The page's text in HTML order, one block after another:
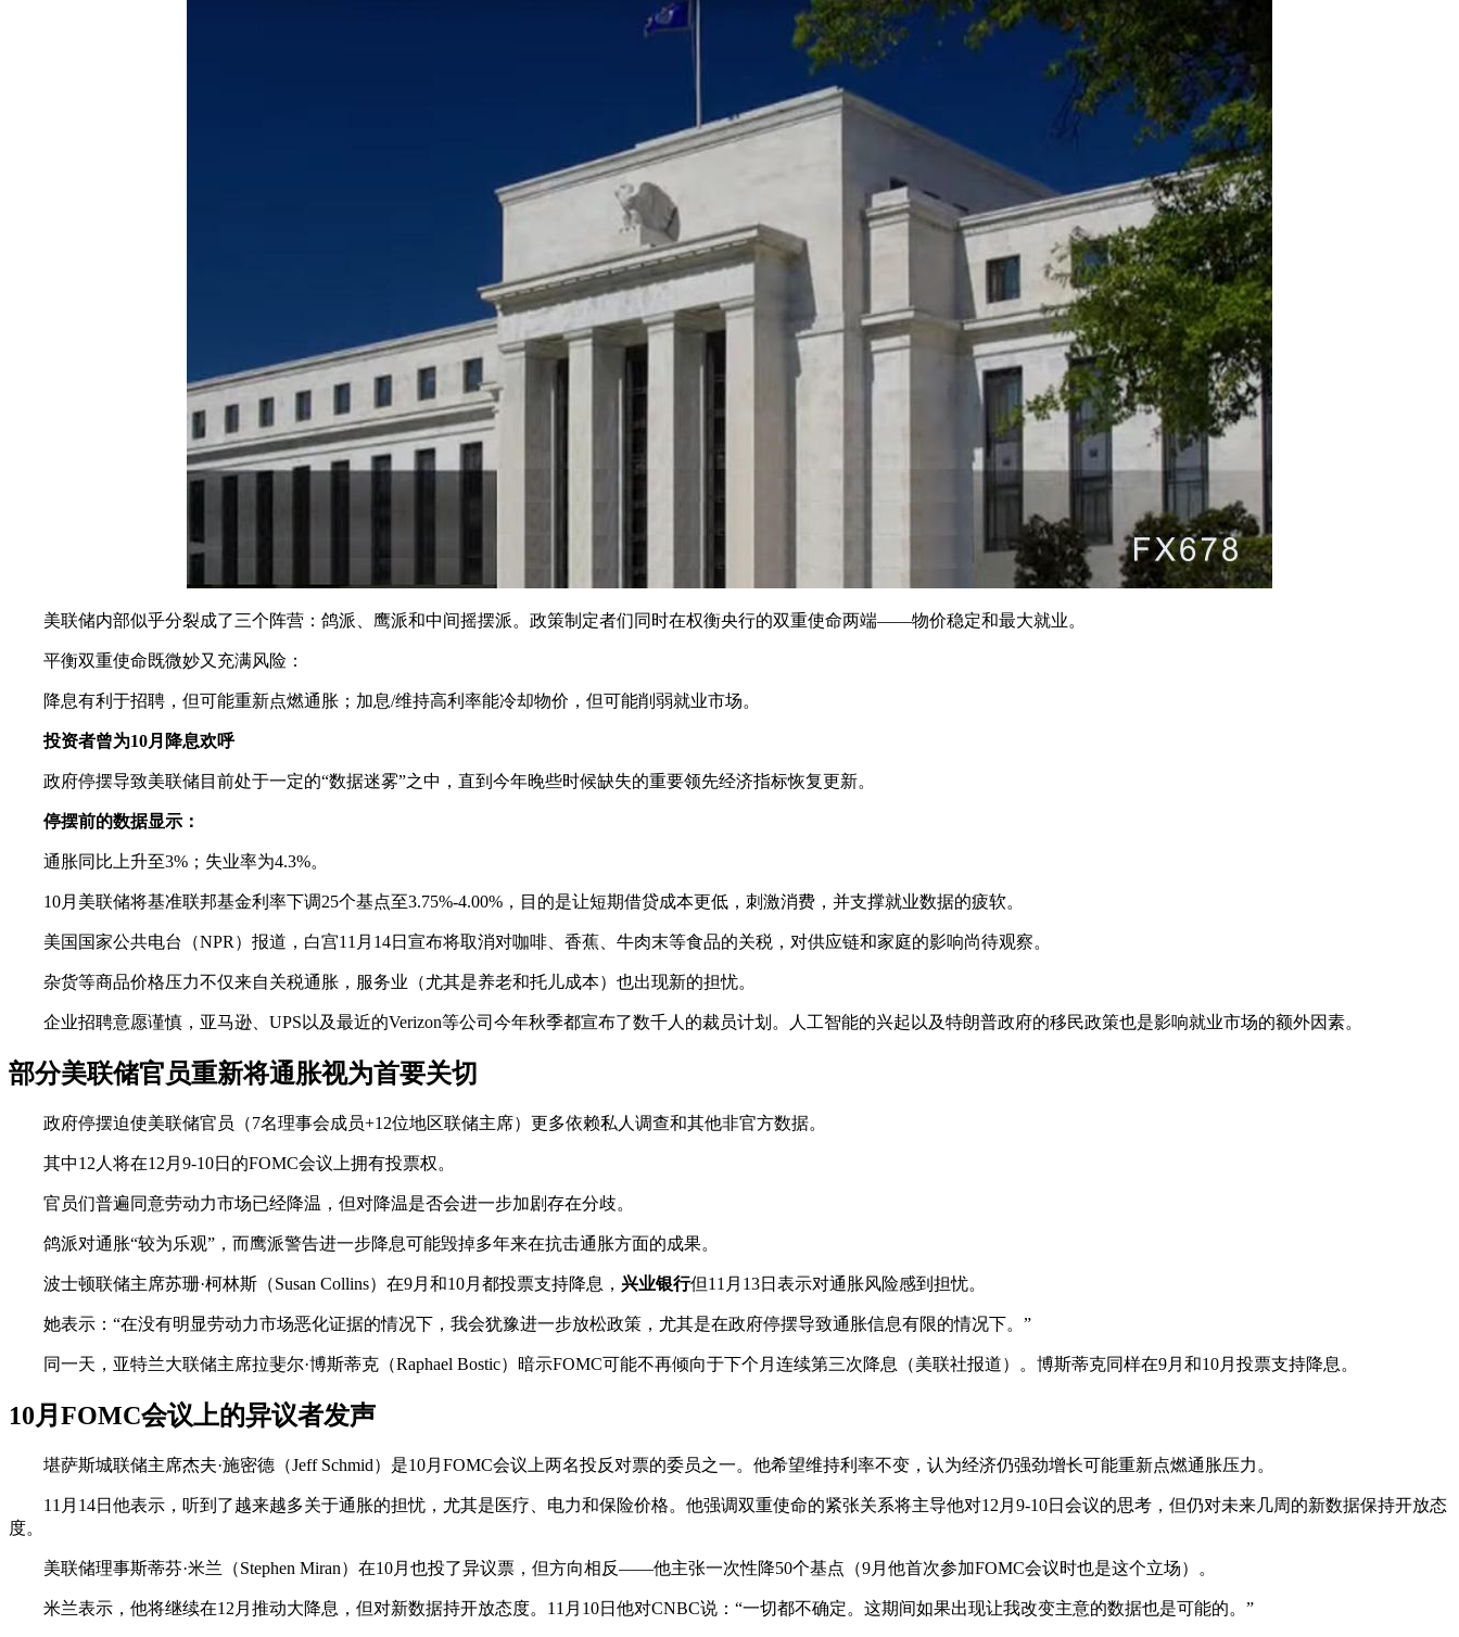
美联储内部似乎分裂成了三个阵营：鸽派、鹰派和中间摇摆派。政策制定者们同时在权衡央行的双重使命两端——物价稳定和最大就业。
平衡双重使命既微妙又充满风险：
降息有利于招聘，但可能重新点燃通胀；加息/维持高利率能冷却物价，但可能削弱就业市场。
投资者曾为10月降息欢呼
政府停摆导致美联储目前处于一定的“数据迷雾”之中，直到今年晚些时候缺失的重要领先经济指标恢复更新。
停摆前的数据显示：
通胀同比上升至3%；失业率为4.3%。
10月美联储将基准联邦基金利率下调25个基点至3.75%-4.00%，目的是让短期借贷成本更低，刺激消费，并支撑就业数据的疲软。
美国国家公共电台（NPR）报道，白宫11月14日宣布将取消对咖啡、香蕉、牛肉末等食品的关税，对供应链和家庭的影响尚待观察。
杂货等商品价格压力不仅来自关税通胀，服务业（尤其是养老和托儿成本）也出现新的担忧。
企业招聘意愿谨慎，亚马逊、UPS以及最近的Verizon等公司今年秋季都宣布了数千人的裁员计划。人工智能的兴起以及特朗普政府的移民政策也是影响就业市场的额外因素。
部分美联储官员重新将通胀视为首要关切
政府停摆迫使美联储官员（7名理事会成员+12位地区联储主席）更多依赖私人调查和其他非官方数据。
其中12人将在12月9-10日的FOMC会议上拥有投票权。
官员们普遍同意劳动力市场已经降温，但对降温是否会进一步加剧存在分歧。
鸽派对通胀“较为乐观”，而鹰派警告进一步降息可能毁掉多年来在抗击通胀方面的成果。
波士顿联储主席苏珊·柯林斯（Susan Collins）在9月和10月都投票支持降息， 兴业银行但11月13日表示对通胀风险感到担忧。
她表示：“在没有明显劳动力市场恶化证据的情况下，我会犹豫进一步放松政策，尤其是在政府停摆导致通胀信息有限的情况下。”
同一天，亚特兰大联储主席拉斐尔·博斯蒂克（Raphael Bostic）暗示FOMC可能不再倾向于下个月连续第三次降息（美联社报道）。博斯蒂克同样在9月和10月投票支持降息。
10月FOMC会议上的异议者发声
堪萨斯城联储主席杰夫·施密德（Jeff Schmid）是10月FOMC会议上两名投反对票的委员之一。他希望维持利率不变，认为经济仍强劲增长可能重新点燃通胀压力。
11月14日他表示，听到了越来越多关于通胀的担忧，尤其是医疗、电力和保险价格。他强调双重使命的紧张关系将主导他对12月9-10日会议的思考，但仍对未来几周的新数据保持开放态
度。
美联储理事斯蒂芬·米兰（Stephen Miran）在10月也投了异议票，但方向相反——他主张一次性降50个基点（9月他首次参加FOMC会议时也是这个立场）。
米兰表示，他将继续在12月推动大降息，但对新数据持开放态度。11月10日他对CNBC说：“一切都不确定。这期间如果出现让我改变主意的数据也是可能的。”